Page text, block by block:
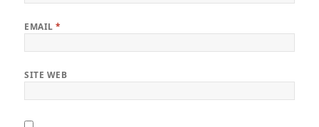
EMAIL*
SITE WEB